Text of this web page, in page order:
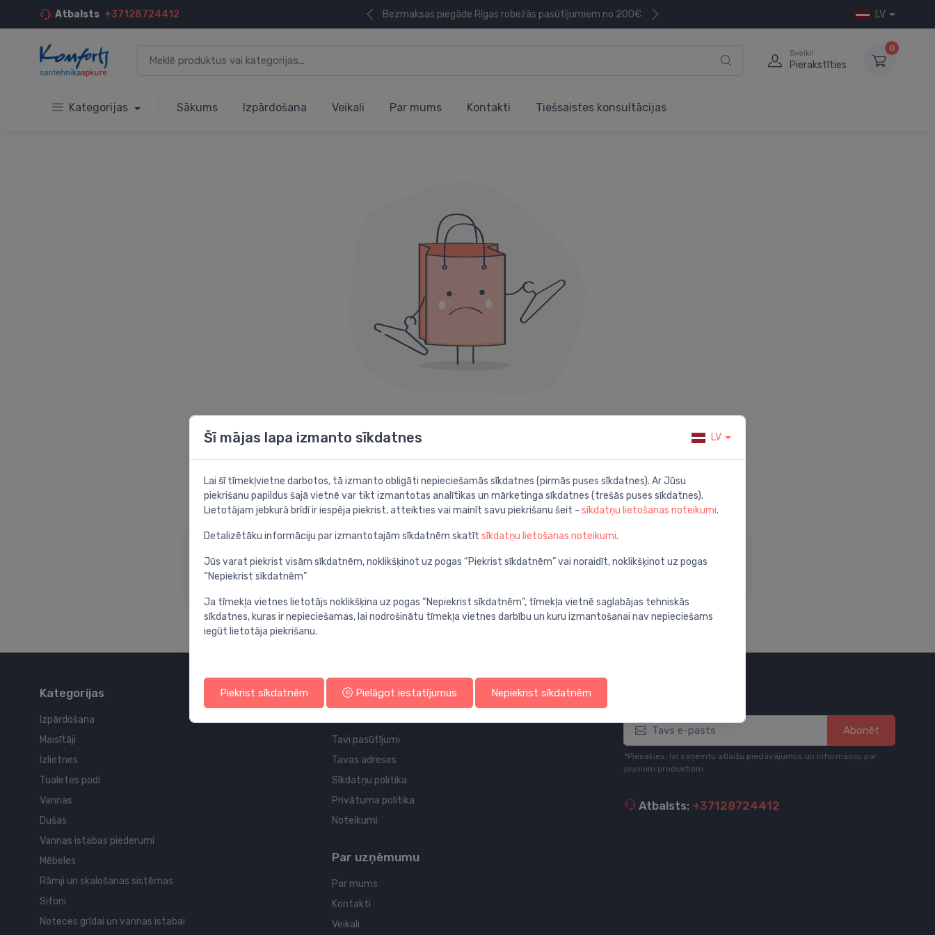
Atbalsts +37128724412 Bezmaksas piegāde Rīgas robežās pasūtījumiem no 200€ LV
Sveiki!
Pierakstīties
0
Kategorijas Sākums Izpārdošana Veikali Par mums Kontakti Tiešsaistes konsultācijas
404 kļūda
Iespējams noder kāda no šīm sadaļām:
Atgriezties sākumlapā
Atrodi ar detalizētu
Apmeklē mūsu palīdzības
Kategorijas
Izpārdošana
Maisītāji
Izlietnes
Tualetes podi
Vannas
Dušas
Vannas istabas piederumi
Mēbeles
Rāmji un skalošanas sistēmas
Sifoni
Noteces grīdai un vannas istabai
Profila un piegādes informācija
Tavs konts
Tavi pasūtījumi
Tavas adreses
Sīkdatņu politika
Privātuma politika
Noteikumi
Par uzņēmumu
Par mums
Kontakti
Veikali
Abonēt
*Piesakies, lai saņemtu atlaižu piedāvājumus un informāciju par
jauniem produktiem
Atbalsts: +37128724412
Šī mājas lapa izmanto sīkdatnes LV
Lai šī tīmekļvietne darbotos, tā izmanto obligāti nepieciešamās sīkdatnes (pirmās puses sīkdatnes). Ar Jūsu
piekrišanu papildus šajā vietnē var tikt izmantotas analītikas un mārketinga sīkdatnes (trešās puses sīkdatnes).
Lietotājam jebkurā brīdī ir iespēja piekrist, atteikties vai mainīt savu piekrišanu šeit - sīkdatņu lietošanas noteikumi.
Detalizētāku informāciju par izmantotajām sīkdatnēm skatīt sīkdatņu lietošanas noteikumi.
Jūs varat piekrist visām sīkdatnēm, noklikšķinot uz pogas “Piekrist sīkdatnēm” vai noraidīt, noklikšķinot uz pogas
“Nepiekrist sīkdatnēm”
Ja tīmekļa vietnes lietotājs noklikšķina uz pogas “Nepiekrist sīkdatnēm”, tīmekļa vietnē saglabājas tehniskās
sīkdatnes, kuras ir nepieciešamas, lai nodrošinātu tīmekļa vietnes darbību un kuru izmantošanai nav nepieciešams
iegūt lietotāja piekrišanu.
Piekrist sīkdatnēm Pielāgot iestatījumus Nepiekrist sīkdatnēm